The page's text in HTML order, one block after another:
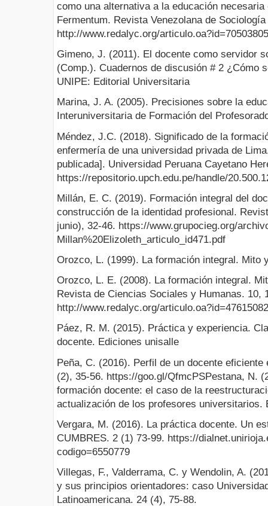
como una alternativa a la educación
Fermentum. Revista Venezolana de
http://www.redalyc.org/articulo.oa?id=70503805
Gimeno, J. (2011). El docente como servidor
(Comp.). Cuadernos de discusión # 2 ¿Cómo
UNIPE: Editorial Universitaria
Marina, J. A. (2005). Precisiones sobre la
Interuniversitaria de Formación del
Méndez, J.C. (2018). Significado de la
enfermería de una universidad privada de
publicada]. Universidad Peruana Cayetano
https://repositorio.upch.edu.pe/handle/
Millán, E. C. (2019). Formación integral del
construcción de la identidad profesional.
junio), 32-46. https://www.grupocieg.org/
Millan%20Elizoleth_articulo_id471.pdf
Orozco, L. (1999). La formación integral. Mito
Orozco, L. E. (2008). La formación integral.
Revista de Ciencias Sociales y Humanas. 10,
http://www.redalyc.org/
Páez, R. M. (2015). Práctica y experiencia.
docente. Ediciones unisalle
Peña, C. (2016). Perfil de un docente
(2), 35-56. https://goo.gl/QfmcPSPestana, N.
formación docente: el caso de la
actualización de los profesores universitarios.
Vergara, M. (2016). La práctica docente. Un
CUMBRES. 2 (1) 73-99. https://
codigo=6550779
Villegas, F., Valderrama, C. y Wendolin, A.
y sus principios orientadores: caso
Latinoamericana. 24 (4), 75-88.